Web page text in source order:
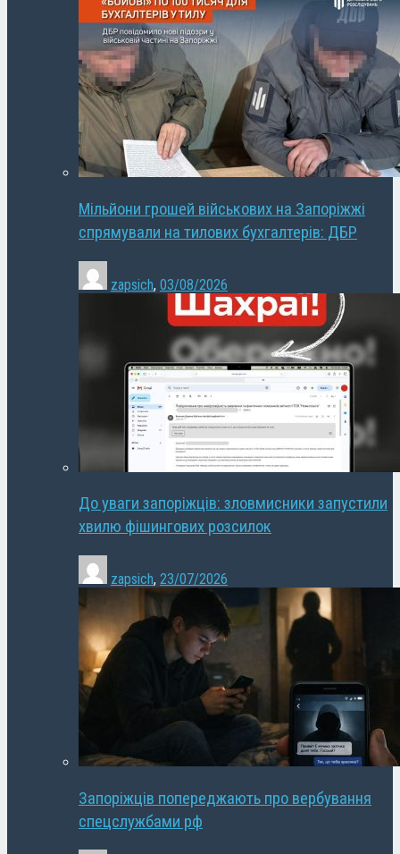
Мільйони грошей військових на Запоріжжі
спрямували на тилових бухгалтерів: ДБР
zapsich, 03/08/2026
До уваги запоріжців: зловмисники запустили
хвилю фішингових розсилок
zapsich, 23/07/2026
Запоріжців попереджають про вербування
спецслужбами рф